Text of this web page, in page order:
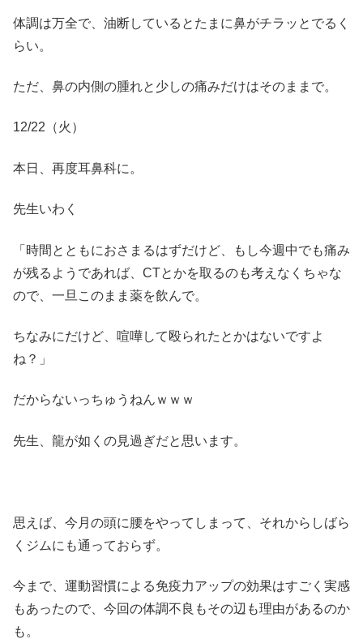
体調は万全で、油断しているとたまに鼻がチラッとでるく
らい。
ただ、鼻の内側の腫れと少しの痛みだけはそのままで。
12/22（火）
本日、再度耳鼻科に。
先生いわく
「時間とともにおさまるはずだけど、もし今週中でも痛み
が残るようであれば、CTとかを取るのも考えなくちゃな
ので、一旦このまま薬を飲んで。
ちなみにだけど、喧嘩して殴られたとかはないですよ
ね？」
だからないっちゅうねんｗｗｗ
先生、龍が如くの見過ぎだと思います。
思えば、今月の頭に腰をやってしまって、それからしばら
くジムにも通っておらず。
今まで、運動習慣による免疫力アップの効果はすごく実感
もあったので、今回の体調不良もその辺も理由があるのか
も。